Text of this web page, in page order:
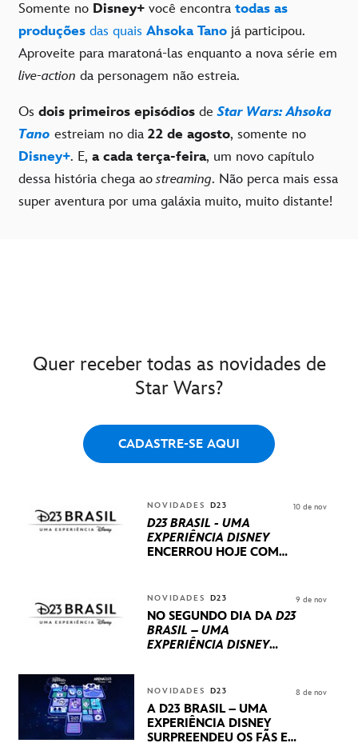
Somente no Disney+ você encontra todas as
produções das quais Ahsoka Tano já participou.
Aproveite para maratoná-las enquanto a nova série em
live-action da personagem não estreia.
Os dois primeiros episódios deStar Wars: Ahsoka
Tano estreiam no dia 22 de agosto, somente no
Disney+. E, a cada terça-feira, um novo capítulo
dessa história chega aostreaming. Não perca mais essa
super aventura por uma galáxia muito, muito distante!
Quer receber todas as novidades de
Star Wars?
CADASTRE-SE AQUI
NOVIDADES D23
D23 BRASIL - UMA
EXPERIÊNCIA DISNEY
ENCERROU HOJE COM
INTERNACIONAIS E
PRODUÇÕES BRASILEIRAS
10 de nov
NOVIDADES D23
NO SEGUNDO DIA DA D23
BRASIL – UMA
EXPERIÊNCIA DISNEY
STUDIOS REVELARAM
PRÉVIAS E NOVIDADES
DOS SEUS PRÓXIMOS
LANÇAMENTOS
9 de nov
NOVIDADES D23
A D23 BRASIL – UMA
EXPERIÊNCIA DISNEY
SURPREENDEU OS FÃS EM
8 de nov